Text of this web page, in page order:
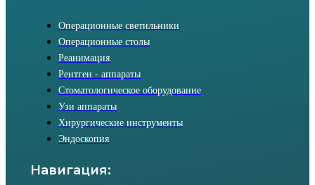
Операционные светильники
Операционные столы
Реанимация
Рентген - аппараты
Стоматологическое оборудование
Узи аппараты
Хирургические инструменты
Эндоскопия
Навигация: